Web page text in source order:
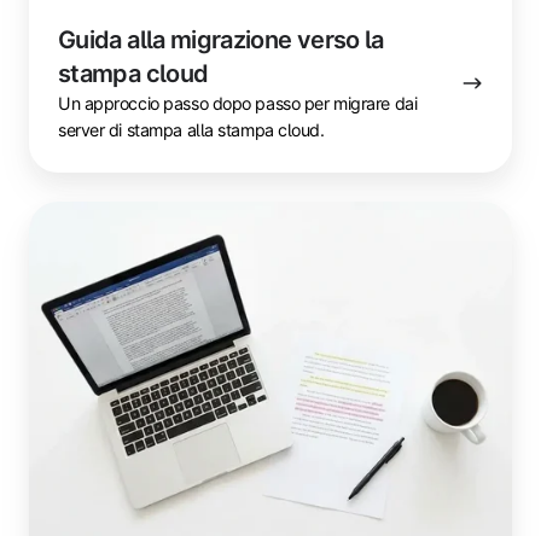
Guida alla migrazione verso la
stampa cloud
Un approccio passo dopo passo per migrare dai
server di stampa alla stampa cloud.
cloud